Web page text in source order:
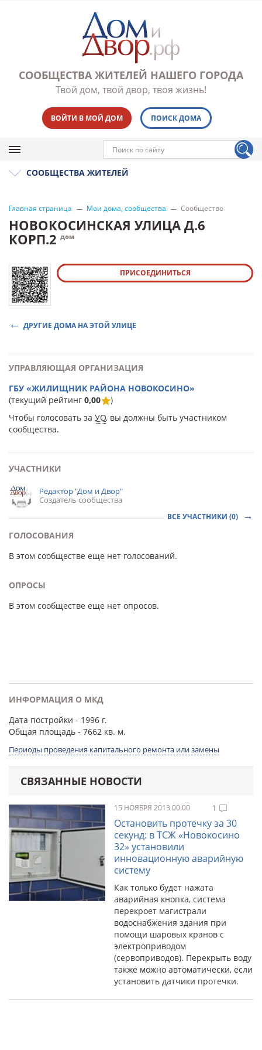
СООБЩЕСТВА ЖИТЕЛЕЙ НАШЕГО ГОРОДА
Твой дом, твой двор, твоя жизнь!
ВОЙТИ В МОЙ ДОМ ПОИСК ДОМА
СООБЩЕСТВА ЖИТЕЛЕЙ
Главная страница Мои дома, сообщества Сообщество
НОВОКОСИНСКАЯ УЛИЦА Д.6
КОРП.2 дом
ПРИСОЕДИНИТЬСЯ
ДРУГИЕ ДОМА НА ЭТОЙ УЛИЦЕ
УПРАВЛЯЮЩАЯ ОРГАНИЗАЦИЯ
ГБУ «ЖИЛИЩНИК РАЙОНА НОВОКОСИНО»
(текущий рейтинг 0,00
)
Чтобы голосовать за УО, вы должны быть участником
сообщества.
УЧАСТНИКИ
Редактор "Дом и Двор"
Создатель сообщества
ВСЕ УЧАСТНИКИ (0)
ГОЛОСОВАНИЯ
В этом сообществе еще нет голосований.
ОПРОСЫ
В этом сообществе еще нет опросов.
ИНФОРМАЦИЯ О МКД
Дата постройки - 1996 г.
Общая площадь - 7662 кв. м.
Периоды проведения капитального ремонта или замены
СВЯЗАННЫЕ НОВОСТИ
15 НОЯБРЯ 2013 00:00 1
Остановить протечку за 30
секунд: в ТСЖ «Новокосино
32» установили
инновационную аварийную
систему
Как только будет нажата
аварийная кнопка, система
перекроет магистрали
водоснабжения здания при
помощи шаровых кранов с
электроприводом
(сервоприводов). Перекрыть воду
также можно автоматически, если
установить датчики протечки.